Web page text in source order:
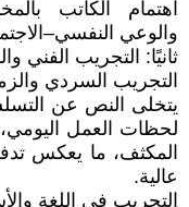
اهتمام الكاتب
والوعي
ثانيًا: التجريب الفني
التجريب السردي
يتخلى النص عن
لحظات العمل اليومي،
المكثف، ما يعكس
عالية.
التجريب في اللغة